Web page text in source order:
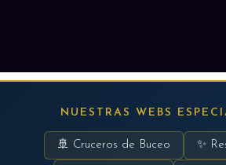
NUESTRAS WEBS
🚢 Cruceros de Buceo ✨